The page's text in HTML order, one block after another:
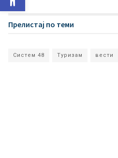
Прелистај по теми
Систем 48 Туризам вести